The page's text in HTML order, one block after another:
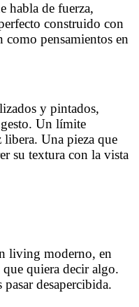
habla de fuerza,
construido con
como pensamientos en
y pintados,
Un límite
Una pieza que
su textura con la vista
living moderno, en
quiera decir algo.
desapercibida.